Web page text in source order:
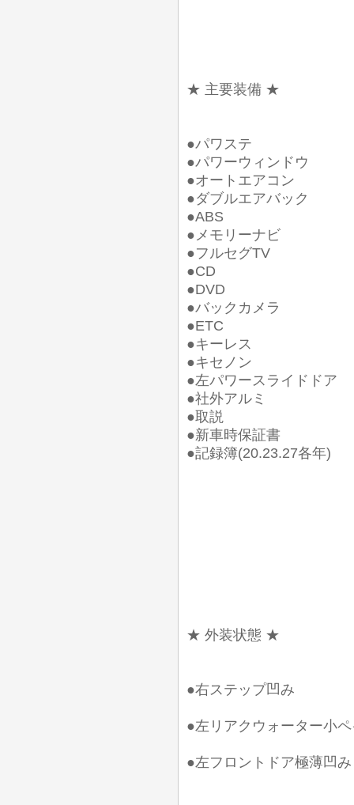
★ 主要装備 ★
●パワステ
●パワーウィンドウ
●オートエアコン
●ダブルエアバック
●ABS
●メモリーナビ
●フルセグTV
●CD
●DVD
●バックカメラ
●ETC
●キーレス
●キセノン
●左パワースライドドア
●社外アルミ
●取説
●新車時保証書
●記録簿(20.23.27各年)
★ 外装状態 ★
●右ステップ凹み
●左リアクウォーター小
●左フロントドア極薄凹み